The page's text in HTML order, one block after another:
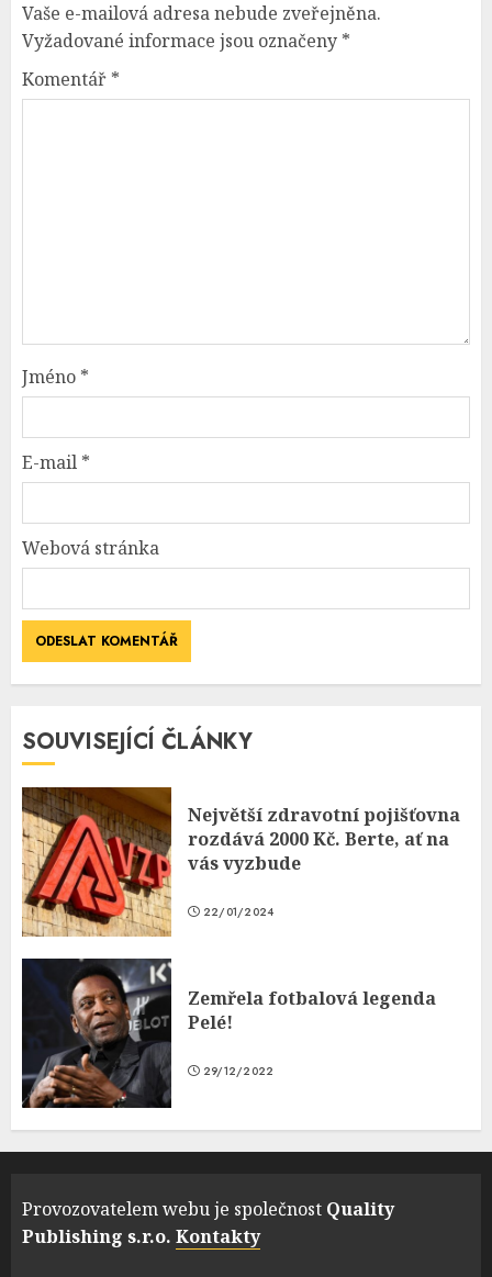
Vaše e-mailová adresa nebude zveřejněna.
Vyžadované informace jsou označeny *
Komentář *
Jméno *
E-mail *
Webová stránka
SOUVISEJÍCÍ ČLÁNKY
Největší zdravotní pojišťovna
rozdává 2000 Kč. Berte, ať na
vás vyzbude
22/01/2024
Zemřela fotbalová legenda
Pelé!
29/12/2022
Provozovatelem webu je společnost Quality
Publishing s.r.o. Kontakty